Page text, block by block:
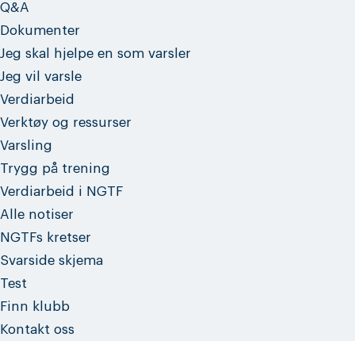
Q&A
Dokumenter
Jeg skal hjelpe en som varsler
Jeg vil varsle
Verdiarbeid
Verktøy og ressurser
Varsling
Trygg på trening
Verdiarbeid i NGTF
Alle notiser
NGTFs kretser
Svarside skjema
Test
Finn klubb
Kontakt oss